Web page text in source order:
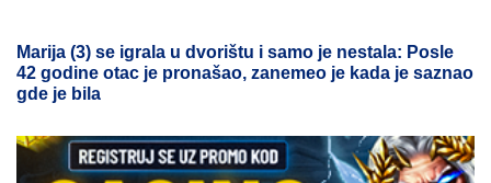
Marija (3) se igrala u dvorištu i samo je nestala: Posle
42 godine otac je pronašao, zanemeo je kada je saznao
gde je bila